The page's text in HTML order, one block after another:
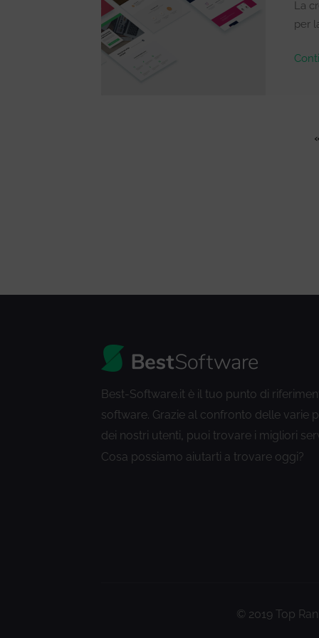
La
per
Best-Software.it è il tuo punto di
software. Grazie al confronto delle varie
dei nostri utenti, puoi trovare i migliori
Cosa possiamo aiutarti a trovare oggi?
© 2019 Top